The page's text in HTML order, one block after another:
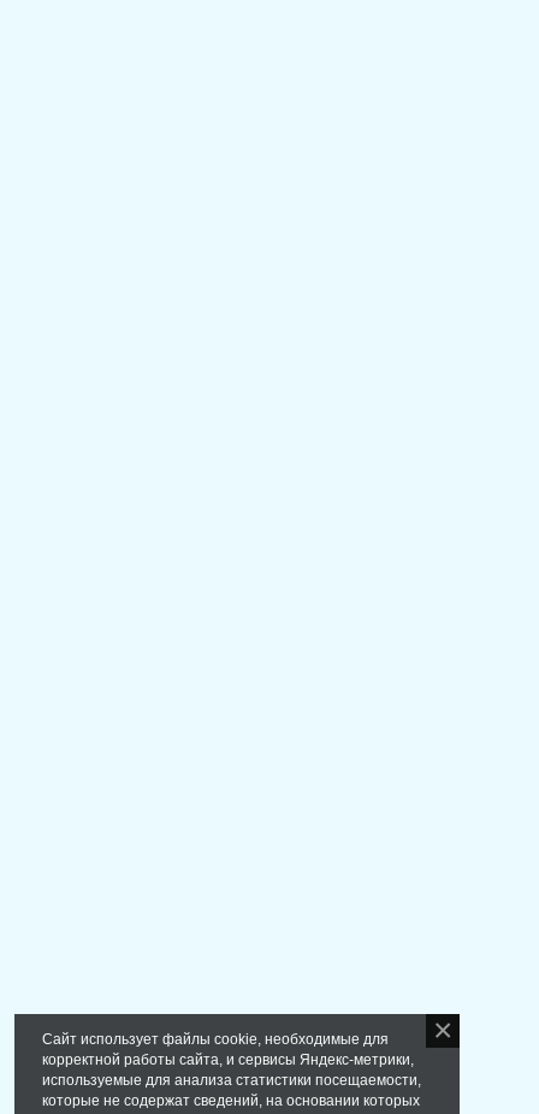
Сайт использует файлы cookie, необходимые для
корректной работы сайта, и сервисы Яндекс-метрики,
используемые для анализа статистики посещаемости,
которые не содержат сведений, на основании которых